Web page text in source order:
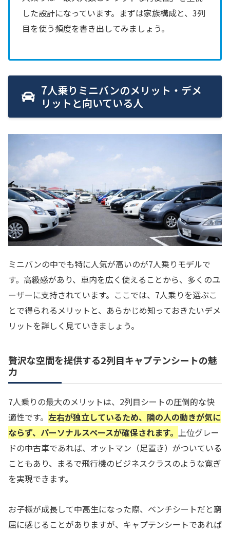
した設計になっています。まずは家族構成と、3列
目を使う頻度を書き出してみましょう。
7人乗りミニバンのメリット・デメ
リットと向いている人
ミニバンの中でも特に人気が高いのが7人乗りモデルで
す。高級感があり、車内を広く使えることから、多くのユ
ーザーに支持されています。ここでは、7人乗りを選ぶこ
とで得られるメリットと、あらかじめ知っておきたいデメ
リットを詳しく見ていきましょう。
贅沢な空間を提供する2列目キャプテンシートの魅
力
7人乗りの最大のメリットは、2列目シートの圧倒的な快
適性です。 左右が独立しているため、隣の人の動きが気に
ならず、パーソナルスペースが確保されます。 上位グレー
ドの中古車であれば、オットマン（足置き）がついている
こともあり、まるで飛行機のビジネスクラスのような寛ぎ
を実現できます。
お子様が成長して中高生になった際、ベンチシートだと窮
屈に感じることがありますが、キャプテンシートであれば